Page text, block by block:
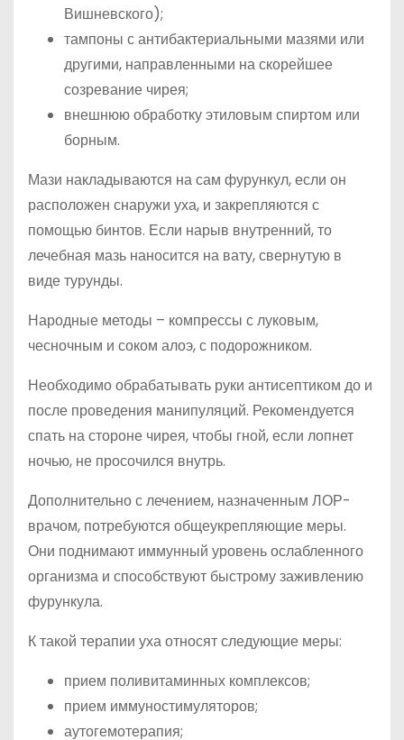
Вишневского);
тампоны с антибактериальными мазями или
другими, направленными на скорейшее
созревание чирея;
внешнюю обработку этиловым спиртом или
борным.
Мази накладываются на сам фурункул, если он
расположен снаружи уха, и закрепляются с
помощью бинтов. Если нарыв внутренний, то
лечебная мазь наносится на вату, свернутую в
виде турунды.
Народные методы – компрессы с луковым,
чесночным и соком алоэ, с подорожником.
Необходимо обрабатывать руки антисептиком до и
после проведения манипуляций. Рекомендуется
спать на стороне чирея, чтобы гной, если лопнет
ночью, не просочился внутрь.
Дополнительно с лечением, назначенным ЛОР-
врачом, потребуются общеукрепляющие меры.
Они поднимают иммунный уровень ослабленного
организма и способствуют быстрому заживлению
фурункула.
К такой терапии уха относят следующие меры:
прием поливитаминных комплексов;
прием иммуностимуляторов;
аутогемотерапия;